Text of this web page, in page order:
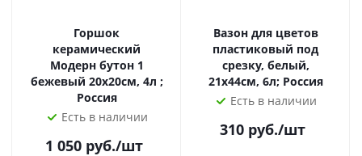
Горшок
керамический
Модерн бутон 1
бежевый 20х20см, 4л ;
Россия
Есть в наличии
1 050руб./шт
Вазон для цветов
пластиковый под
срезку, белый,
21х44см, 6л; Россия
Есть в наличии
310 руб./шт